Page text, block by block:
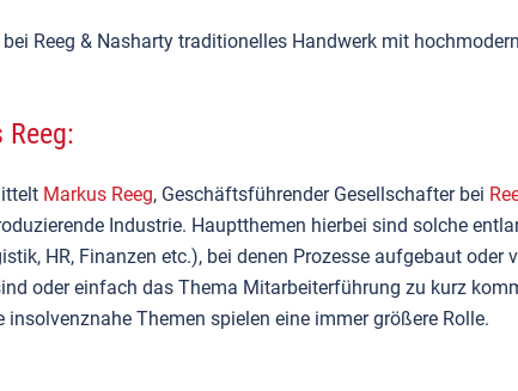
Reeg & Nasharty traditionelles Handwerk mit
Markus Reeg, Geschäftsführender Gesellschafter bei
Industrie. Hauptthemen hierbei sind solche
HR, Finanzen etc.), bei denen Prozesse aufgebaut oder
oder einfach das Thema Mitarbeiterführung zu kurz
Themen spielen eine immer größere Rolle.